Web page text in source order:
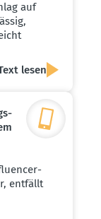
auf
lesen
entfällt